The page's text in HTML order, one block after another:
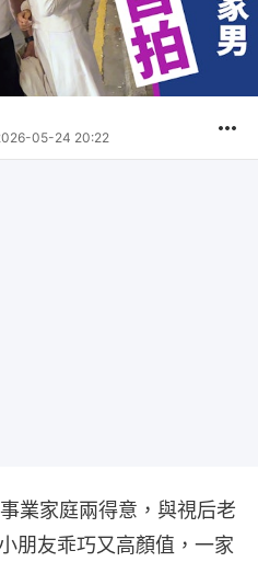
05-24 20:22
業家庭兩得意，與視后老
朋友乖巧又高顏值，一家